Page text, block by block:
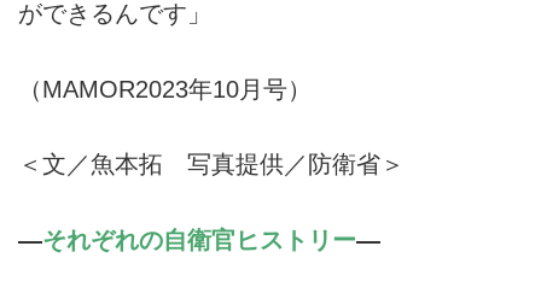
ができるんです」
（MAMOR2023年10月号）
＜文／魚本拓 写真提供／防衛省＞
―それぞれの自衛官ヒストリー―